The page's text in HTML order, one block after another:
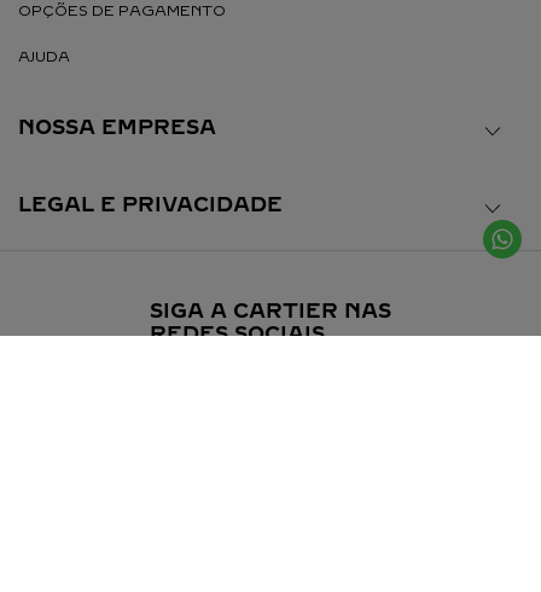
OPÇÕES DE PAGAMENTO
AJUDA
NOSSA EMPRESA
LEGAL E PRIVACIDADE
SIGA A CARTIER NAS
REDES SOCIAIS